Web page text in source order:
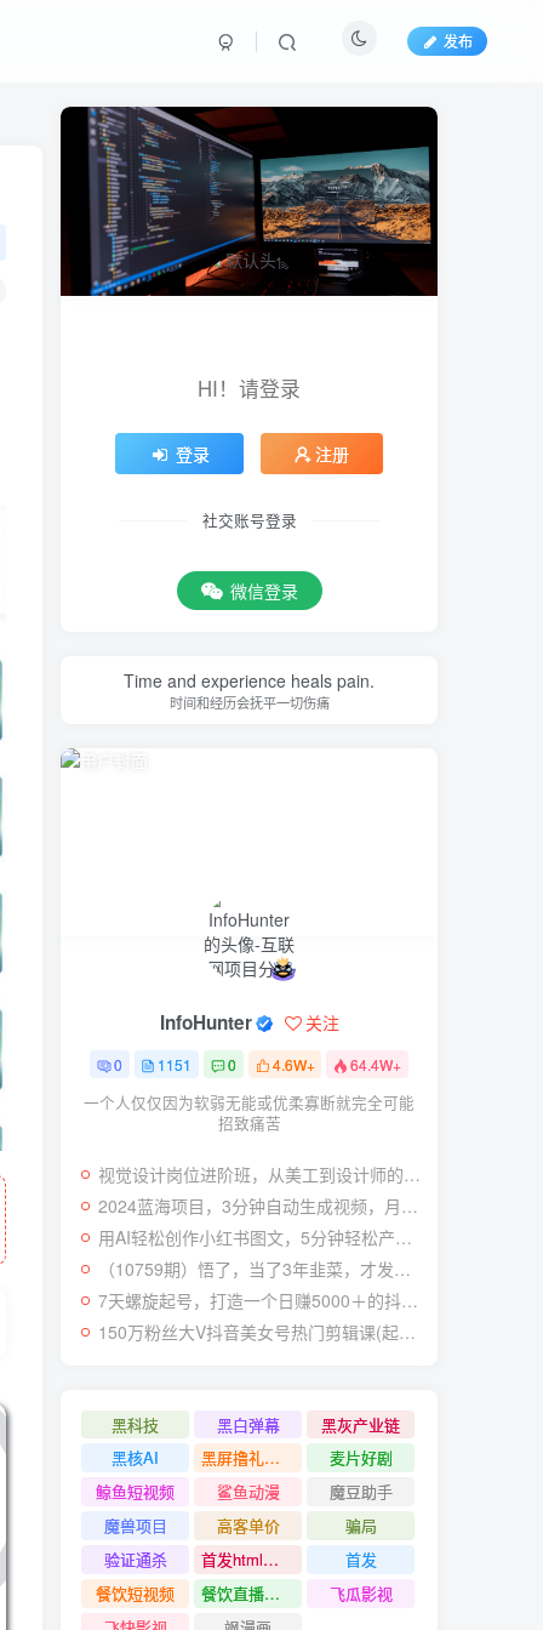
发布
HI！请登录
登录 注册
社交账号登录
微信登录
Time and experience heals pain.
时间和经历会抚平一切伤痛
InfoHunter 关注
0 1151 0 4.6W+ 64.4W+
一个人仅仅因为软弱无能或优柔寡断就完全可能
招致痛苦
视觉设计岗位进阶班，从美工到设计师的蜕变（4节视频课程）
2024蓝海项目，3分钟自动生成视频，月入过万
用AI轻松创作小红书图文，5分钟轻松产出300条小红书爆款笔记！
（10759期）悟了，当了3年韭菜，才发现网赚圈年赚100万的核心是卖项目，含泪分享！
7天螺旋起号，打造一个日赚5000＋的抖音壁纸号（价值688）
150万粉丝大V抖音美女号热门剪辑课(起号 过原创 素材来源 无人直播 变现)
黑科技 黑白弹幕
黑灰产业链
黑核AI
黑屏撸礼物撸门票
麦片好剧
鲸鱼短视频
鲨鱼动漫
魔豆助手
魔兽项目
高客单价
骗局
验证通杀
首发html小霸王游戏网站搭建项目
首发
餐饮短视频
餐饮直播引流
飞瓜影视